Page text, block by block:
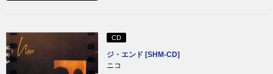
CD
ジ・エンド [SHM-CD]
ニコ